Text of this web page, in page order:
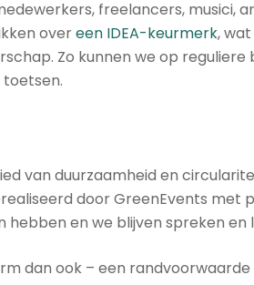
freelancers,
overeen IDEA-keurmerk,
Zo kunnen we op
van duurzaamheid en
door GreenEvents met
en we blijven spreken en
dan ook – een